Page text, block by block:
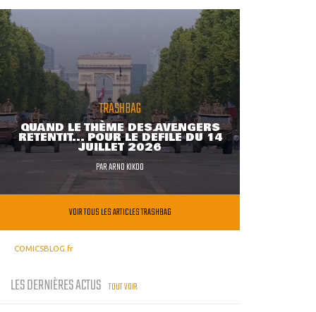
TRASHBAG
QUAND LE THÈME DES AVENGERS
RETENTIT... POUR LE DÉFILÉ DU 14
JUILLET 2026
PARARNO KIKOO
VOIR TOUS LES ARTICLES TRASHBAG
COMICSBLOG.fr
LES DERNIÈRES ACTUS TOUT VOIR